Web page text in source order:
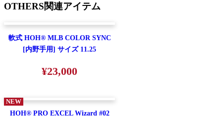
OTHERS関連アイテム
軟式 HOH® MLB COLOR SYNC
[内野手用] サイズ 11.25
¥23,000
NEW
HOH® PRO EXCEL Wizard #02